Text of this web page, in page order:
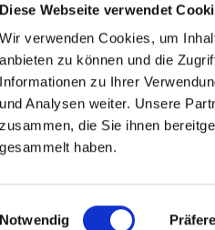
Diese Webseite verwendet
Wir verwenden Cookies, um
anbieten zu können und die
Informationen zu Ihrer
und Analysen weiter. Unsere
zusammen, die Sie ihnen
gesammelt haben.
Notwendig
Katholische Kirche Usedom-